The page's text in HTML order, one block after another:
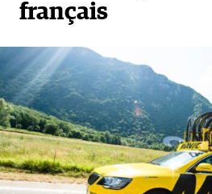
français